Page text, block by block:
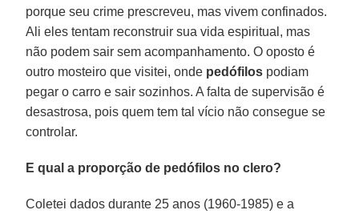
porque seu crime prescreveu, mas vivem confinados.
Ali eles tentam reconstruir sua vida espiritual, mas
não podem sair sem acompanhamento. O oposto é
outro mosteiro que visitei, onde pedófilos podiam
pegar o carro e sair sozinhos. A falta de supervisão é
desastrosa, pois quem tem tal vício não consegue se
controlar.
E qual a proporção de pedófilos no clero?
Coletei dados durante 25 anos (1960-1985) e a